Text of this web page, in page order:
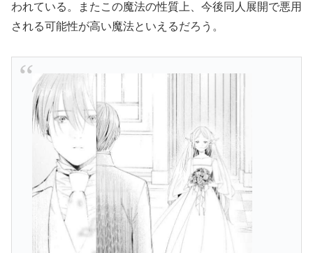
われている。またこの魔法の性質上、今後同人展開で悪用
される可能性が高い魔法といえるだろう。